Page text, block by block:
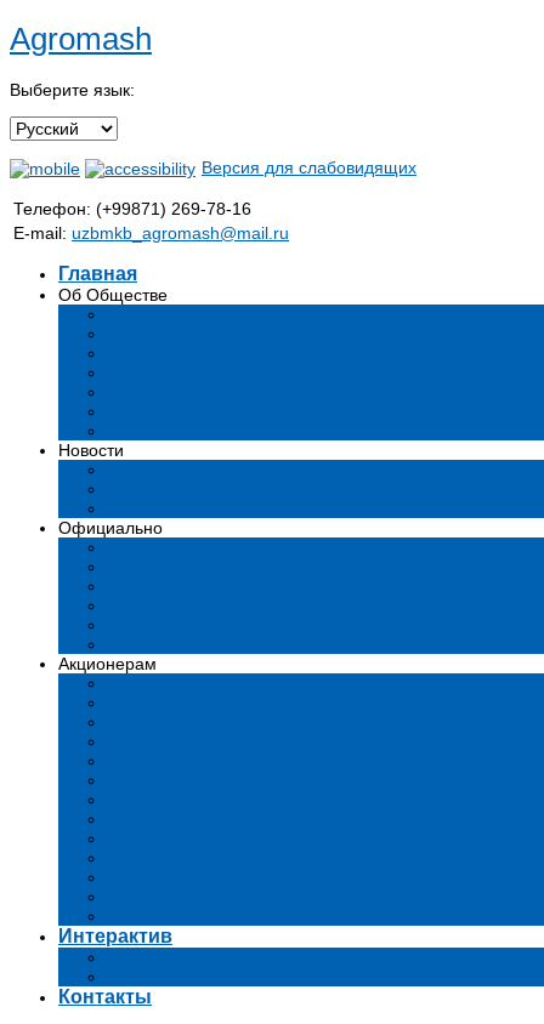
Agromash
Выберите язык:
Версия для слабовидящих
Телефон: (+99871) 269-78-16
E-mail: uzbmkb_agromash@mail.ru
Главная
Об Обществе
Новости
Официально
Акционерам
Интерактив
Контакты